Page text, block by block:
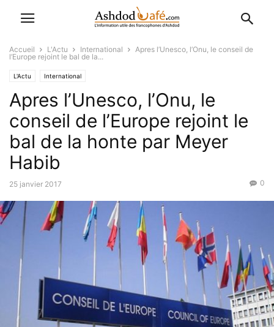
Accueil L'Actu International
Apres l’Unesco, l’Onu, le conseil de
l’Europe rejoint le bal de la...
L'Actu International
Apres l’Unesco, l’Onu, le
conseil de l’Europe rejoint le
bal de la honte par Meyer
Habib
25 janvier 2017 0